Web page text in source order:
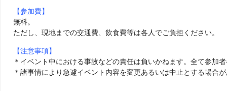
【参加費】
無料。
ただし、現地までの交通費、飲食費等は各人でご負担ください。
【注意事項】
＊イベント中における事故などの責任は負いかねます。全て参加
＊諸事情により急遽イベント内容を変更あるいは中止とする場合